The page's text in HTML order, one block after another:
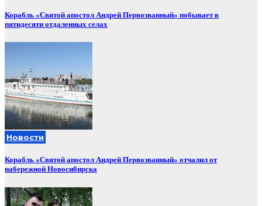
Корабль «Святой апостол Андрей Первозванный» побывает в
пятидесяти отдаленных селах
Новости
Корабль «Святой апостол Андрей Первозванный» отчалил от
набережной Новосибирска